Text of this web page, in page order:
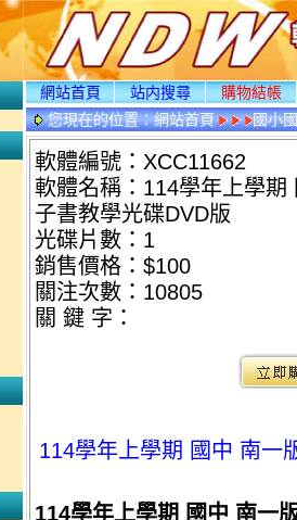
網站首頁 站内搜尋
購物結帳
您現在的位置：網站首頁 國小
軟體編號：XCC11662
軟體名稱：114學年上學
子書教學光碟DVD版
光碟片數：1
銷售價格：$100
關注次數： 10805
關 鍵 字：
114學年上學期 國中 南一
114學年上學期 國中 南一